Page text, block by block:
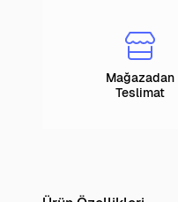
Mağazadan
Teslimat